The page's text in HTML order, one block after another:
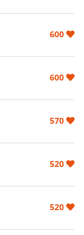
600
600
570
520
520